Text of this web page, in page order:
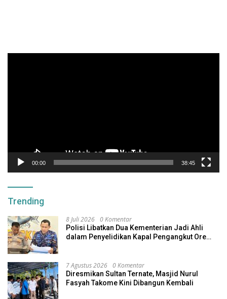
00:00 38:45
Trending
8 Juli 2026 0 Komentar
Polisi Libatkan Dua Kementerian Jadi Ahli
dalam Penyelidikan Kapal Pengangkut Ore
7 Agustus 2026 0 Komentar
Diresmikan Sultan Ternate, Masjid Nurul
Fasyah Takome Kini Dibangun Kembali